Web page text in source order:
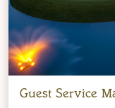
Guest Service